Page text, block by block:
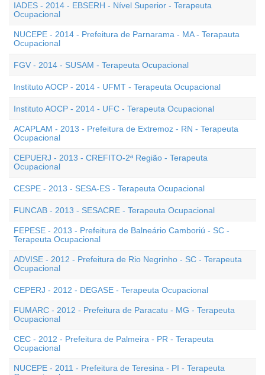
IADES - 2014 - EBSERH - Nível Superior - Terapeuta
Ocupacional
NUCEPE - 2014 - Prefeitura de Parnarama - MA - Terapauta
Ocupacional
FGV - 2014 - SUSAM - Terapeuta Ocupacional
Instituto AOCP - 2014 - UFMT - Terapeuta Ocupacional
Instituto AOCP - 2014 - UFC - Terapeuta Ocupacional
ACAPLAM - 2013 - Prefeitura de Extremoz - RN - Terapeuta
Ocupacional
CEPUERJ - 2013 - CREFITO-2ª Região - Terapeuta
Ocupacional
CESPE - 2013 - SESA-ES - Terapeuta Ocupacional
FUNCAB - 2013 - SESACRE - Terapeuta Ocupacional
FEPESE - 2013 - Prefeitura de Balneário Camboriú - SC -
Terapeuta Ocupacional
ADVISE - 2012 - Prefeitura de Rio Negrinho - SC - Terapeuta
Ocupacional
CEPERJ - 2012 - DEGASE - Terapeuta Ocupacional
FUMARC - 2012 - Prefeitura de Paracatu - MG - Terapeuta
Ocupacional
CEC - 2012 - Prefeitura de Palmeira - PR - Terapeuta
Ocupacional
NUCEPE - 2011 - Prefeitura de Teresina - PI - Terapeuta